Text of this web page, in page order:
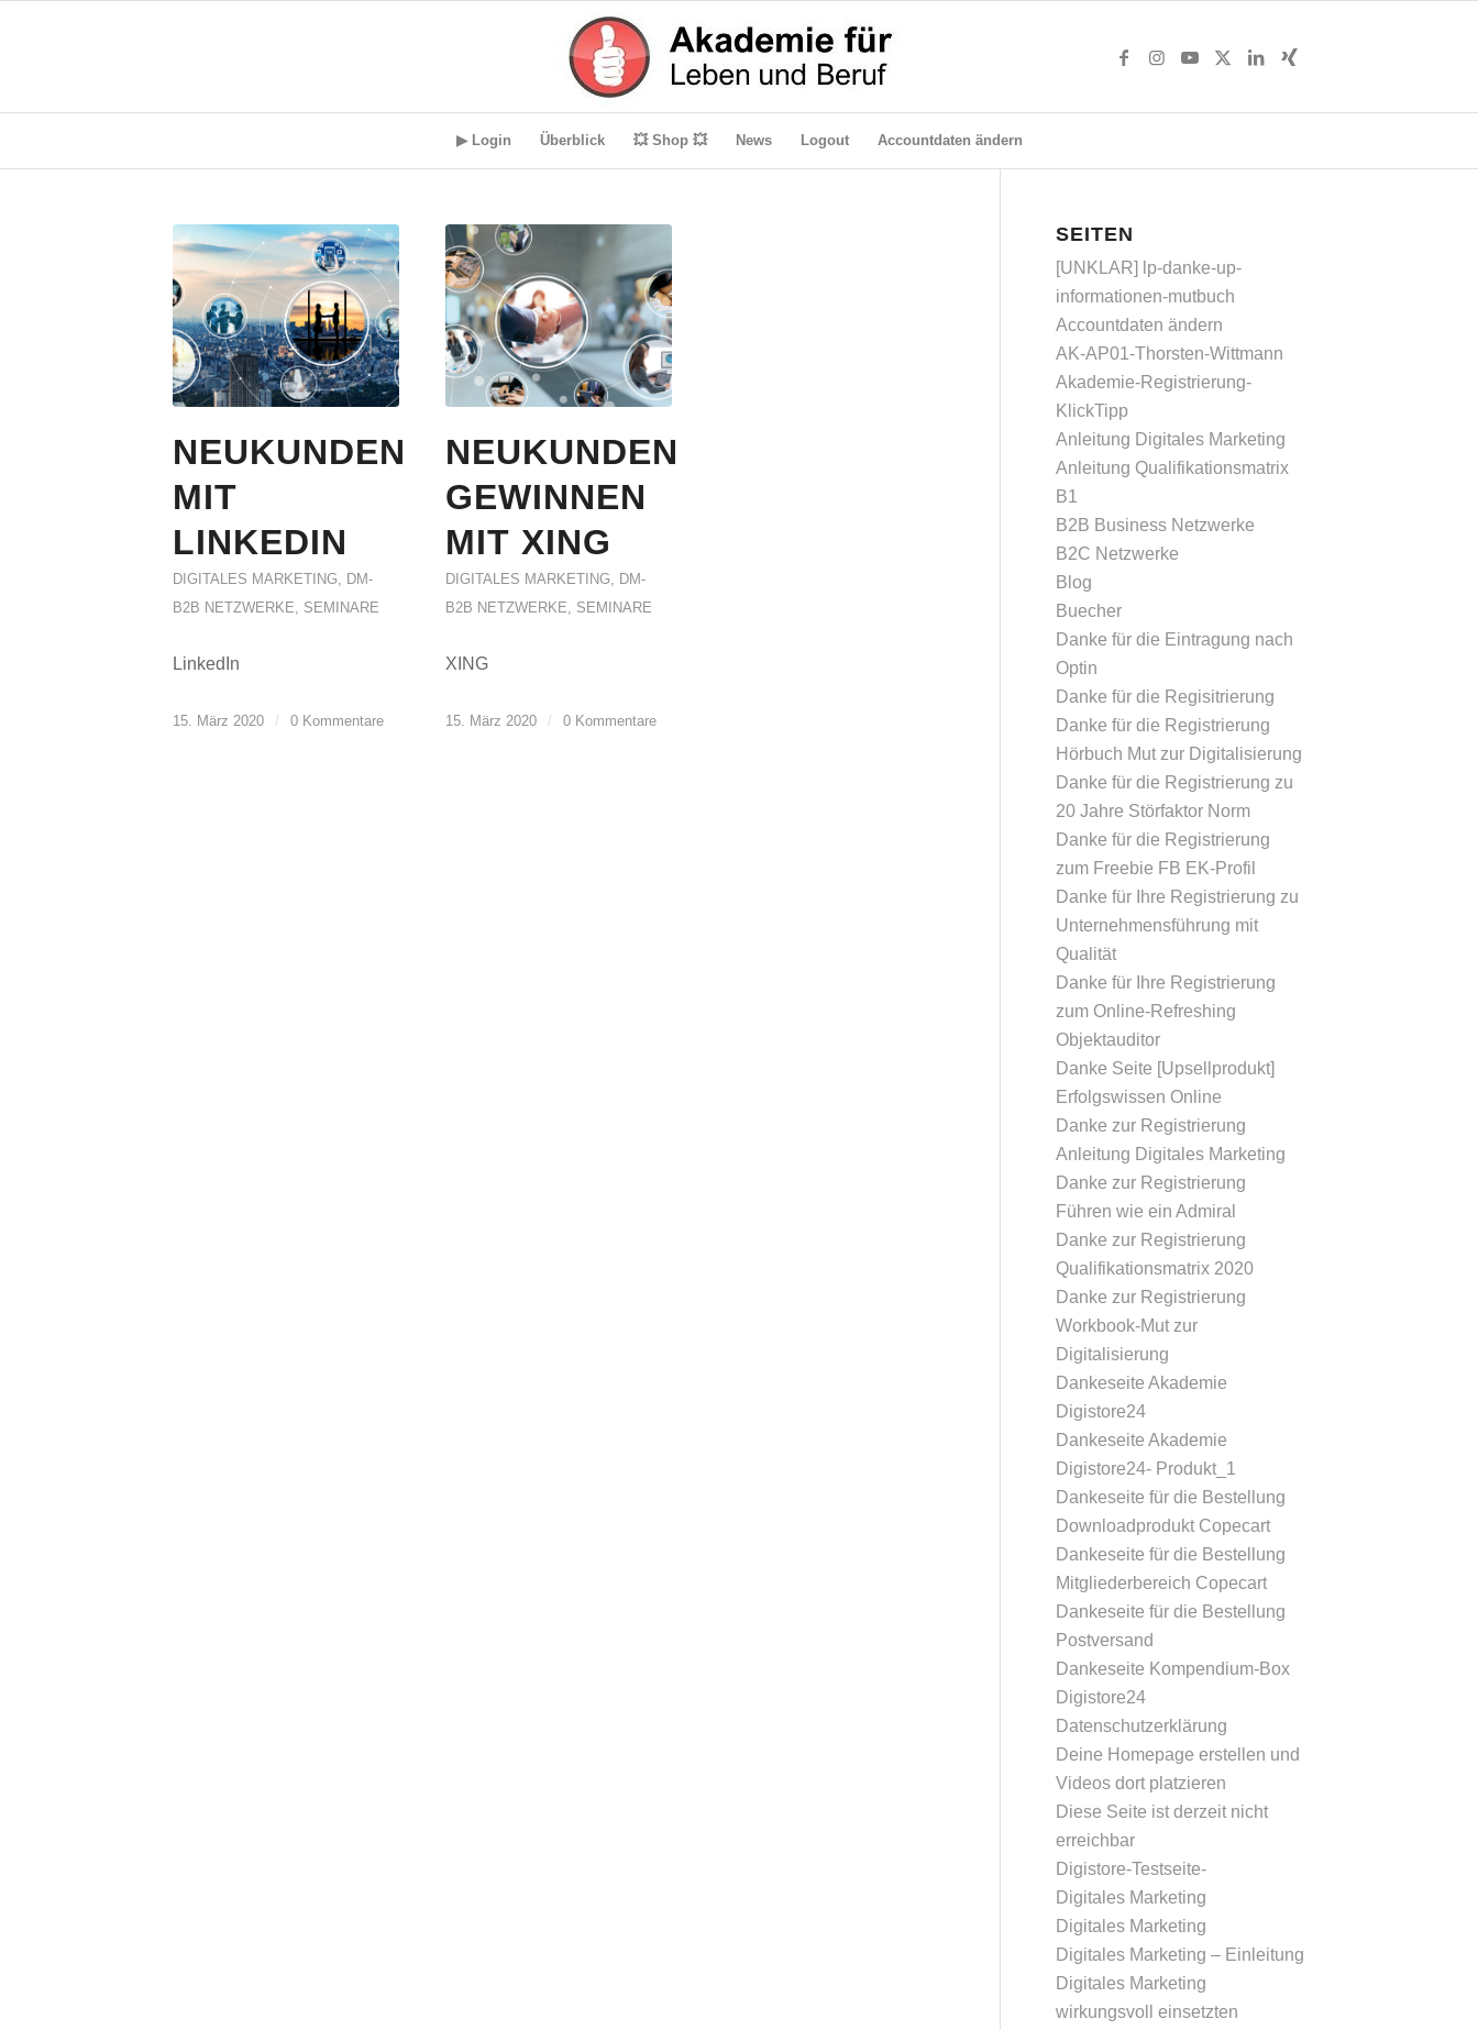
▶ Login Überblick 💥 Shop 💥 News Logout Accountdaten ändern
NEUKUNDEN
MIT
LINKEDIN
DIGITALES MARKETING, DM-
B2B NETZWERKE, SEMINARE
LinkedIn
15. März 2020 / 0 Kommentare
NEUKUNDEN
GEWINNEN
MIT XING
DIGITALES MARKETING, DM-
B2B NETZWERKE, SEMINARE
XING
15. März 2020 / 0 Kommentare
SEITEN
[UNKLAR] lp-danke-up-
informationen-mutbuch
Accountdaten ändern
AK-AP01-Thorsten-Wittmann
Akademie-Registrierung-
KlickTipp
Anleitung Digitales Marketing
Anleitung Qualifikationsmatrix
B1
B2B Business Netzwerke
B2C Netzwerke
Blog
Buecher
Danke für die Eintragung nach
Optin
Danke für die Regisitrierung
Danke für die Registrierung
Hörbuch Mut zur Digitalisierung
Danke für die Registrierung zu
20 Jahre Störfaktor Norm
Danke für die Registrierung
zum Freebie FB EK-Profil
Danke für Ihre Registrierung zu
Unternehmensführung mit
Qualität
Danke für Ihre Registrierung
zum Online-Refreshing
Objektauditor
Danke Seite [Upsellprodukt]
Erfolgswissen Online
Danke zur Registrierung
Anleitung Digitales Marketing
Danke zur Registrierung
Führen wie ein Admiral
Danke zur Registrierung
Qualifikationsmatrix 2020
Danke zur Registrierung
Workbook-Mut zur
Digitalisierung
Dankeseite Akademie
Digistore24
Dankeseite Akademie
Digistore24- Produkt_1
Dankeseite für die Bestellung
Downloadprodukt Copecart
Dankeseite für die Bestellung
Mitgliederbereich Copecart
Dankeseite für die Bestellung
Postversand
Dankeseite Kompendium-Box
Digistore24
Datenschutzerklärung
Deine Homepage erstellen und
Videos dort platzieren
Diese Seite ist derzeit nicht
erreichbar
Digistore-Testseite-
Digitales Marketing
Digitales Marketing
Digitales Marketing – Einleitung
Digitales Marketing
wirkungsvoll einsetzten